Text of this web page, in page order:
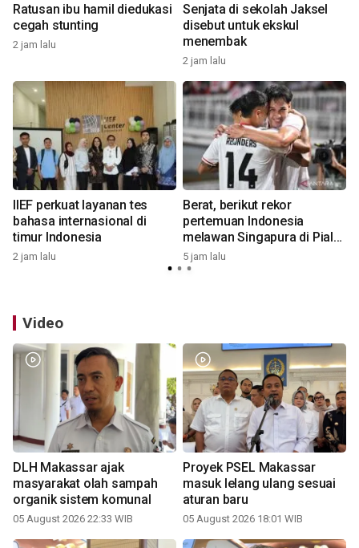
Ratusan ibu hamil diedukasi
cegah stunting
2 jam lalu
Senjata di sekolah Jaksel
disebut untuk ekskul
menembak
2 jam lalu
IIEF perkuat layanan tes
bahasa internasional di
timur Indonesia
2 jam lalu
Berat, berikut rekor
pertemuan Indonesia
melawan Singapura di Piala
AFF
5 jam lalu
Video
DLH Makassar ajak
masyarakat olah sampah
organik sistem komunal
05 August 2026 22:33 WIB
Proyek PSEL Makassar
masuk lelang ulang sesuai
aturan baru
05 August 2026 18:01 WIB